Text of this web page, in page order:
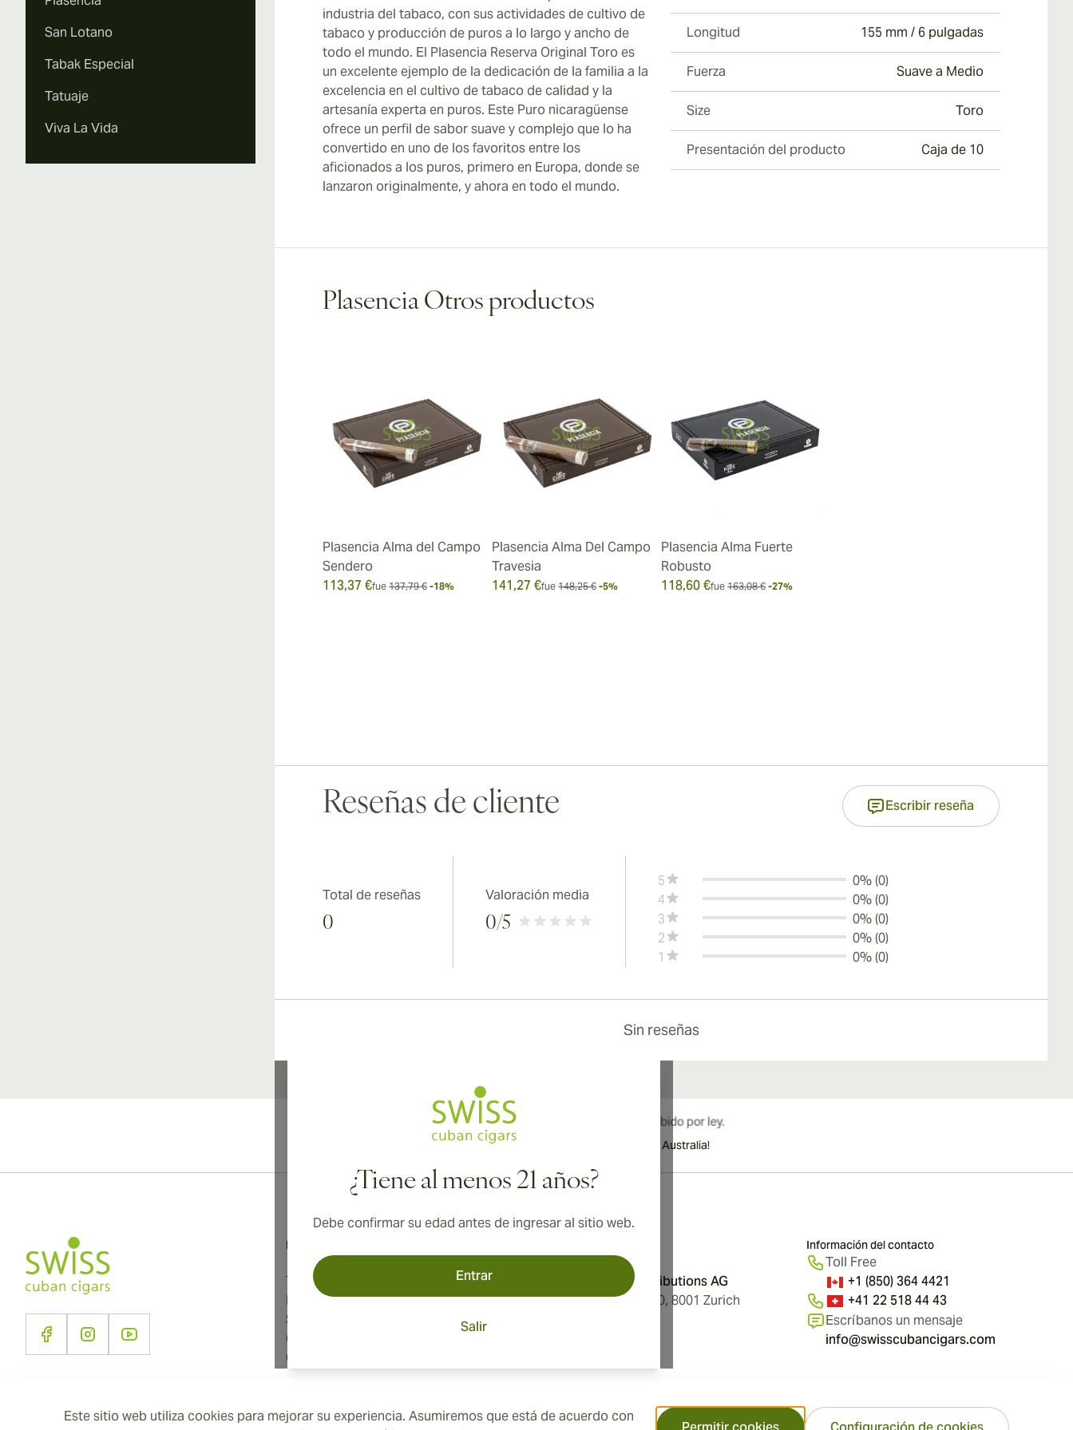
Este sitio web utiliza cookies para mejorar su experiencia. Asumiremos que está de acuerdo con
San Lotano
Tabak Especial
Tatuaje
Viva La Vida
industria del tabaco, con sus actividades de cultivo de
tabaco y producción de puros a lo largo y ancho de
todo el mundo. El Plasencia Reserva Original Toro es
un excelente ejemplo de la dedicación de la familia a la
excelencia en el cultivo de tabaco de calidad y la
artesanía experta en puros. Este Puro nicaragüense
ofrece un perfil de sabor suave y complejo que lo ha
convertido en uno de los favoritos entre los
aficionados a los puros, primero en Europa, donde se
lanzaron originalmente, y ahora en todo el mundo.
Longitud 155 mm / 6 pulgadas
Fuerza Suave a Medio
Size Toro
Presentación del producto Caja de 10
Plasencia Otros productos
Plasencia Alma del Campo
Sendero
113,37 €fue 137,79 € -18%
Plasencia Alma Del Campo
Travesia
141,27 €fue 148,25 € -5%
Plasencia Alma Fuerte
Robusto
118,60 €fue 163,08 € -27%
Reseñas de cliente Escribir reseña
Total de reseñas
0
Valoración media
0/5
5
0% (0)
4
0% (0)
3
0% (0)
2
0% (0)
1
0% (0)
Sin reseñas
¿Tiene al menos 21 años?
Debe confirmar su edad antes de ingresar al sitio web.
Entrar
Salir
¡Envío internacional disponible a Canadá, Reino Unido y Australia!
Aromatica Distributions AG
Löwenstrasse 20, 8001 Zurich
Información
Términos y Condiciones
Política de Privacidad
Sobre nosotros
Contacto
Configuración de Cookies
Información del contacto
Toll Free
+1 (850) 364 4421
+41 22 518 44 43
Escríbanos un mensaje
info@swisscubancigars.com